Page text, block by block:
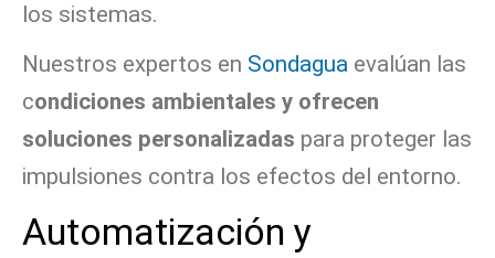
los sistemas.
Nuestros expertos en Sondagua evalúan las
condiciones ambientales y ofrecen
soluciones personalizadas para proteger las
impulsiones contra los efectos del entorno.
Automatización y